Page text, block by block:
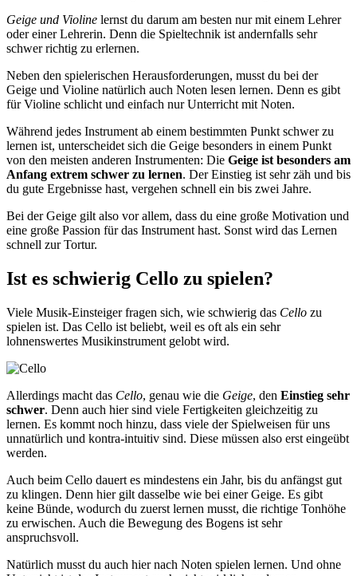
Geige und Violine lernst du darum am besten nur mit einem Lehrer
oder einer Lehrerin. Denn die Spieltechnik ist andernfalls sehr
schwer richtig zu erlernen.
Neben den spielerischen Herausforderungen, musst du bei der
Geige und Violine natürlich auch Noten lesen lernen. Denn es gibt
für Violine schlicht und einfach nur Unterricht mit Noten.
Während jedes Instrument ab einem bestimmten Punkt schwer zu
lernen ist, unterscheidet sich die Geige besonders in einem Punkt
von den meisten anderen Instrumenten: Die Geige ist besonders am
Anfang extrem schwer zu lernen. Der Einstieg ist sehr zäh und bis
du gute Ergebnisse hast, vergehen schnell ein bis zwei Jahre.
Bei der Geige gilt also vor allem, dass du eine große Motivation und
eine große Passion für das Instrument hast. Sonst wird das Lernen
schnell zur Tortur.
Ist es schwierig Cello zu spielen?
Viele Musik-Einsteiger fragen sich, wie schwierig das Cello zu
spielen ist. Das Cello ist beliebt, weil es oft als ein sehr
lohnenswertes Musikinstrument gelobt wird.
Allerdings macht das Cello, genau wie die Geige, den Einstieg sehr
schwer. Denn auch hier sind viele Fertigkeiten gleichzeitig zu
lernen. Es kommt noch hinzu, dass viele der Spielweisen für uns
unnatürlich und kontra-intuitiv sind. Diese müssen also erst eingeübt
werden.
Auch beim Cello dauert es mindestens ein Jahr, bis du anfängst gut
zu klingen. Denn hier gilt dasselbe wie bei einer Geige. Es gibt
keine Bünde, wodurch du zuerst lernen musst, die richtige Tonhöhe
zu erwischen. Auch die Bewegung des Bogens ist sehr
anspruchsvoll.
Natürlich musst du auch hier nach Noten spielen lernen. Und ohne